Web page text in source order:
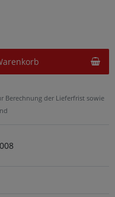
Berechnung der Lieferfrist sowie